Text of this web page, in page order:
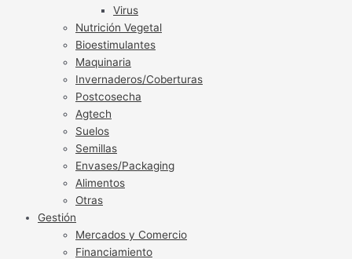
Virus
Nutrición Vegetal
Bioestimulantes
Maquinaria
Invernaderos/Coberturas
Postcosecha
Agtech
Suelos
Semillas
Envases/Packaging
Alimentos
Otras
Gestión
Mercados y Comercio
Financiamiento